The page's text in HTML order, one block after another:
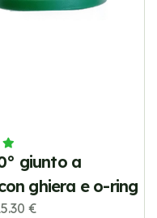
giunto a
ghiera e o-ring
€